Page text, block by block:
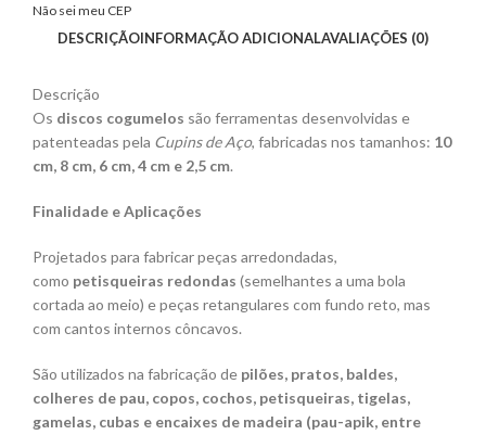
Não sei meu CEP
DESCRIÇÃOINFORMAÇÃO ADICIONALAVALIAÇÕES (0)
Descrição
Os discos cogumelos são ferramentas desenvolvidas e
patenteadas pela Cupins de Aço, fabricadas nos tamanhos: 10
cm, 8 cm, 6 cm, 4 cm e 2,5 cm.
Finalidade e Aplicações
Projetados para fabricar peças arredondadas,
como petisqueiras redondas (semelhantes a uma bola
cortada ao meio) e peças retangulares com fundo reto, mas
com cantos internos côncavos.
São utilizados na fabricação de pilões, pratos, baldes,
colheres de pau, copos, cochos, petisqueiras, tigelas,
gamelas, cubas e encaixes de madeira (pau-apik, entre